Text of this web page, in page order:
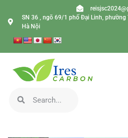
SN 36 , ngõ 69/1 phố Đại Linh, phường
Hà Nội